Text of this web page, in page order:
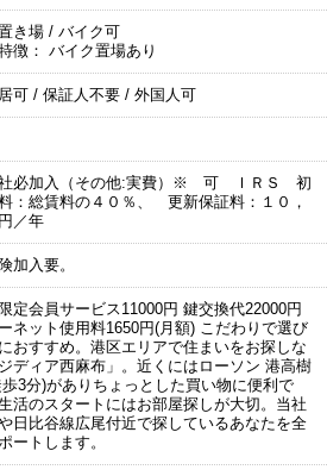
き場 / バイク可
徴： バイク置場あり
可 / 保証人不要 / 外国人可
必加入（その他:実費）※ 可 ＩＲＳ 初
：総賃料の４０％、 更新保証料：１０，
／年
加入要。
定会員サービス11000円 鍵交換代22000円
ネット使用料1650円(月額) こだわりで選び
おすすめ。港区エリアで住まいをお探しな
ディア西麻布」。近くにはローソン 港高樹
3分)がありちょっとした買い物に便利で
活のスタートにはお部屋探しが大切。当社
日比谷線広尾付近で探しているあなたを全
ートします。